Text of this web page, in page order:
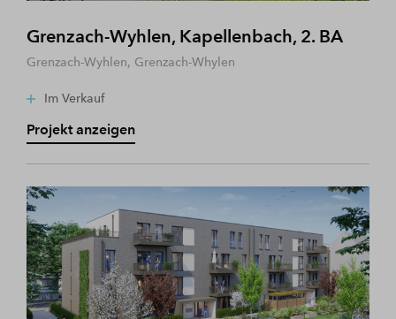
Grenzach-Wyhlen, Kapellenbach, 2. BA
Grenzach-Wyhlen, Grenzach-Whylen
Im Verkauf
Projekt anzeigen